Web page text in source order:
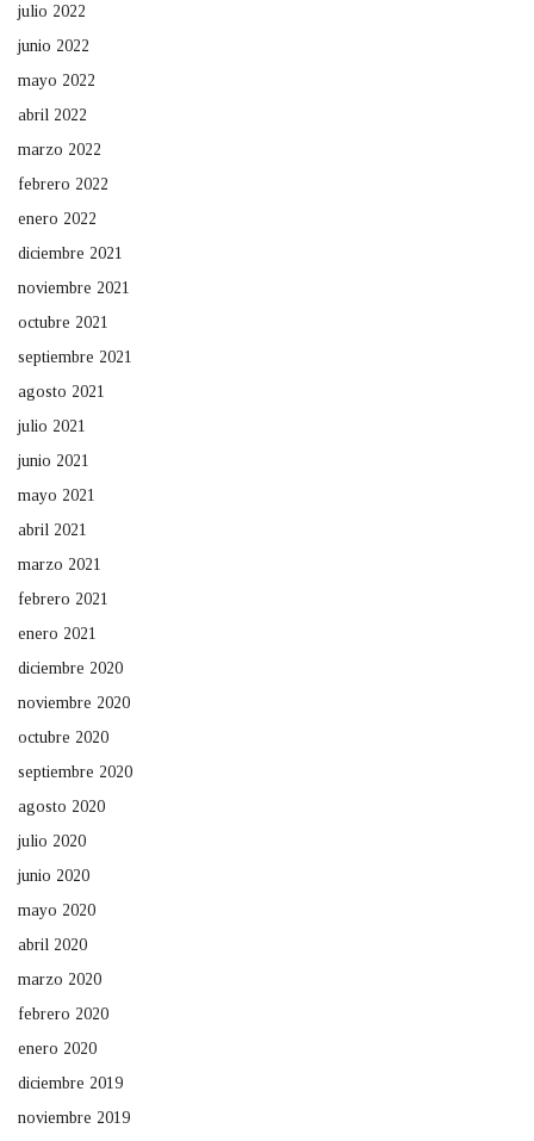
julio 2022
junio 2022
mayo 2022
abril 2022
marzo 2022
febrero 2022
enero 2022
diciembre 2021
noviembre 2021
octubre 2021
septiembre 2021
agosto 2021
julio 2021
junio 2021
mayo 2021
abril 2021
marzo 2021
febrero 2021
enero 2021
diciembre 2020
noviembre 2020
octubre 2020
septiembre 2020
agosto 2020
julio 2020
junio 2020
mayo 2020
abril 2020
marzo 2020
febrero 2020
enero 2020
diciembre 2019
noviembre 2019